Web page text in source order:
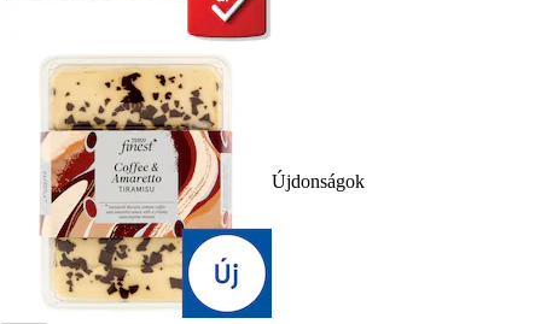
Újdonságok